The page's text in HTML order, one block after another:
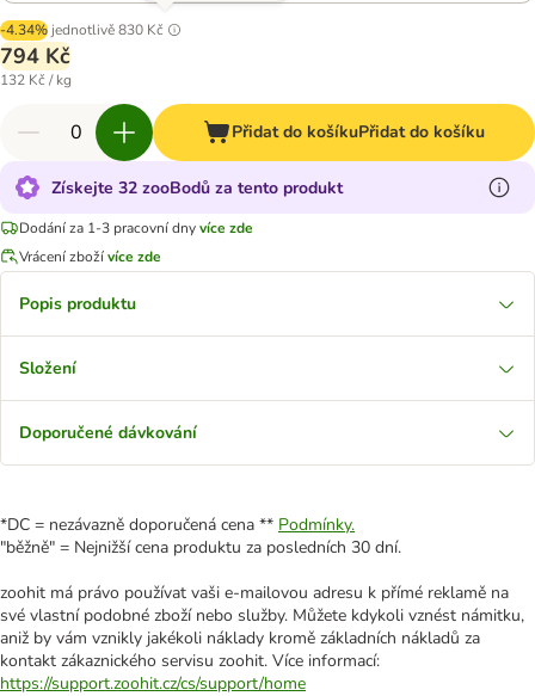
-4.34% jednotlivě830 Kč
794 Kč
132 Kč / kg
Přidat do košíkuPřidat do košíku
Získejte 32 zooBodů za tento produkt
Dodání za 1-3 pracovní dnyvíce zde
Vrácení zbožívíce zde
Popis produktu
Složení
Doporučené dávkování
*DC = nezávazně doporučená cena ** Podmínky.
"běžně" = Nejnižší cena produktu za posledních 30 dní.
zoohit má právo používat vaši e-mailovou adresu k přímé reklamě na
své vlastní podobné zboží nebo služby. Můžete kdykoli vznést námitku,
aniž by vám vznikly jakékoli náklady kromě základních nákladů za
kontakt zákaznického servisu zoohit. Více informací:
https://support.zoohit.cz/cs/support/home